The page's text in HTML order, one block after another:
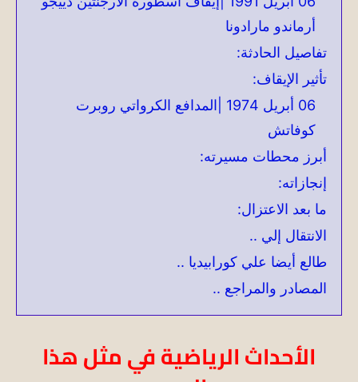
أرماندو مارادونا
تفاصيل الحادثة:
تأثير الإيقاف:
06 أبريل 1974 |المدافع الكرواتي روبرت
كوفاتش
أبرز محطات مسيرته:
إنجازاته:
ما بعد الاعتزال:
الانتقال إلي ..
طالع أيضا علي كورابيديا ..
المصادر والمراجع ..
الأحداث الرياضية في مثل هذا